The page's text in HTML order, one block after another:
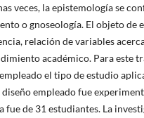
veces, la epistemología se
o gnoseología. El objeto de
relación de variables
académico. Para este
el tipo de estudio
empleado fue
fue de 31 estudiantes. La